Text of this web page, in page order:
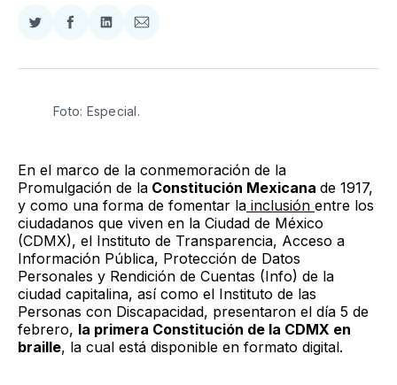
Compartir
Twitter
Compartir
Facebook
Compartir
LinkedIn
Compartir
Email
Foto: Especial.
En el marco de la conmemoración de la
Promulgación de la Constitución Mexicana de 1917,
y como una forma de fomentar la inclusión entre los
ciudadanos que viven en la Ciudad de México
(CDMX), el Instituto de Transparencia, Acceso a
Información Pública, Protección de Datos
Personales y Rendición de Cuentas (Info) de la
ciudad capitalina, así como el Instituto de las
Personas con Discapacidad, presentaron el día 5 de
febrero, la primera Constitución de la CDMX en
braille, la cual está disponible en formato digital.